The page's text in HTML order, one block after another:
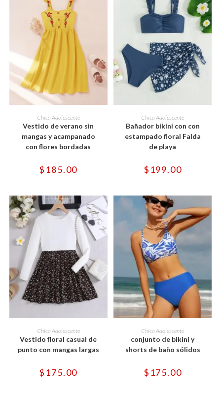
SELECCIONAR OPCIONES
Este
producto
tiene
múltiples
variantes.
opciones
elegir
de
producto
Chica Adolescente
Vestido de verano sin
mangas y acampanado
con flores bordadas
$ 185.00
SELECCIONAR OPCIONES
Este
producto
tiene
múltiples
variantes.
opciones
elegir
de
producto
Chica Adolescente
Bañador bikini con con
estampado floral Falda
de playa
$ 199.00
SELECCIONAR OPCIONES
Este
producto
tiene
múltiples
variantes.
Las
se
pueden
Chica Adolescente
Vestido floral casual de
punto con mangas largas
$ 175.00
SELECCIONAR OPCIONES
Este
producto
tiene
múltiples
variantes.
se
pueden
Chica Adolescente
conjunto de bikini y
shorts de baño sólidos
$ 175.00